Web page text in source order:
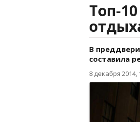
Топ-
В
составила
8 декабря 2014,